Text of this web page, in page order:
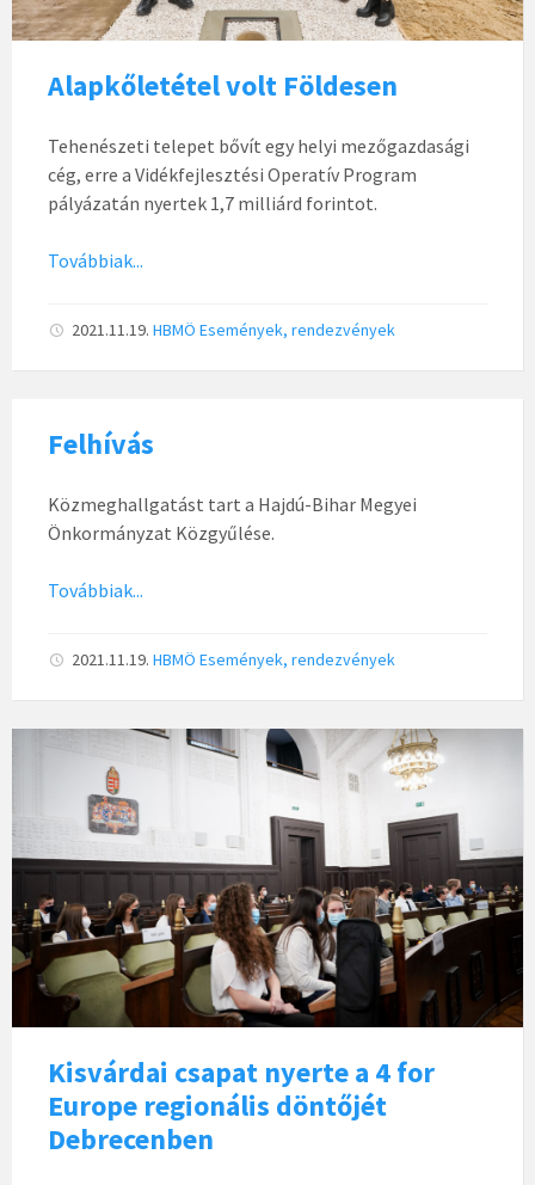
Alapkőletétel volt Földesen
Tehenészeti telepet bővít egy helyi mezőgazdasági
cég, erre a Vidékfejlesztési Operatív Program
pályázatán nyertek 1,7 milliárd forintot.
Továbbiak...
2021.11.19. HBMÖ Események, rendezvények
Felhívás
Közmeghallgatást tart a Hajdú-Bihar Megyei
Önkormányzat Közgyűlése.
Továbbiak...
2021.11.19. HBMÖ Események, rendezvények
Kisvárdai csapat nyerte a 4 for
Europe regionális döntőjét
Debrecenben